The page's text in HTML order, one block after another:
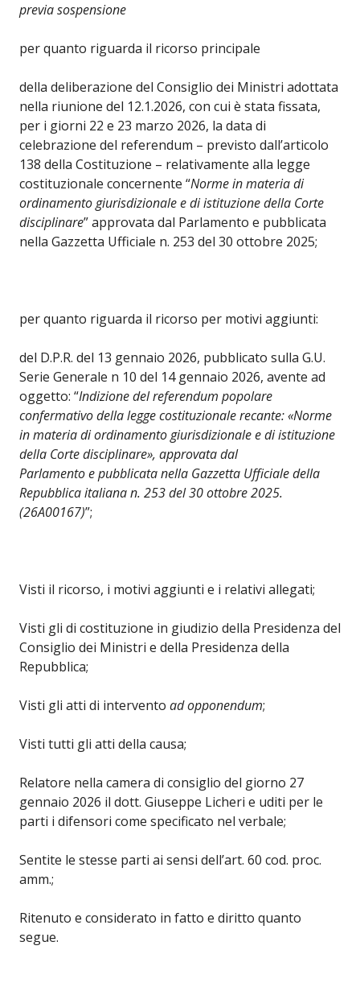
previa sospensione
per quanto riguarda il ricorso principale
della deliberazione del Consiglio dei Ministri adottata
nella riunione del 12.1.2026, con cui è stata fissata,
per i giorni 22 e 23 marzo 2026, la data di
celebrazione del referendum – previsto dall’articolo
138 della Costituzione – relativamente alla legge
costituzionale concernente “Norme in materia di
ordinamento giurisdizionale e di istituzione della Corte
disciplinare” approvata dal Parlamento e pubblicata
nella Gazzetta Ufficiale n. 253 del 30 ottobre 2025;
per quanto riguarda il ricorso per motivi aggiunti:
del D.P.R. del 13 gennaio 2026, pubblicato sulla G.U.
Serie Generale n 10 del 14 gennaio 2026, avente ad
oggetto: “Indizione del referendum popolare
confermativo della legge costituzionale recante: «Norme
in materia di ordinamento giurisdizionale e di istituzione
della Corte disciplinare», approvata dal
Parlamento e pubblicata nella Gazzetta Ufficiale della
Repubblica italiana n. 253 del 30 ottobre 2025.
(26A00167)”;
Visti il ricorso, i motivi aggiunti e i relativi allegati;
Visti gli di costituzione in giudizio della Presidenza del
Consiglio dei Ministri e della Presidenza della
Repubblica;
Visti gli atti di intervento ad opponendum;
Visti tutti gli atti della causa;
Relatore nella camera di consiglio del giorno 27
gennaio 2026 il dott. Giuseppe Licheri e uditi per le
parti i difensori come specificato nel verbale;
Sentite le stesse parti ai sensi dell’art. 60 cod. proc.
amm.;
Ritenuto e considerato in fatto e diritto quanto
segue.